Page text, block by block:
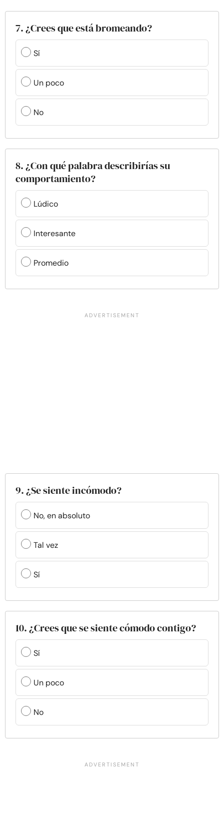
7. ¿Crees que está bromeando?
Sí
Un poco
No
8. ¿Con qué palabra describirías su
comportamiento?
Lúdico
Interesante
Promedio
9. ¿Se siente incómodo?
No, en absoluto
Tal vez
Sí
10. ¿Crees que se siente cómodo contigo?
Sí
Un poco
No